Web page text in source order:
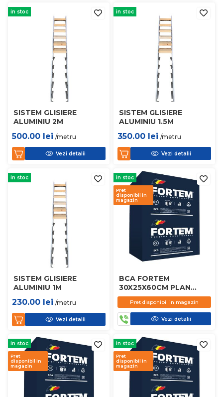
in stoc
SISTEM GLISIERE
ALUMINIU 2M
500.00 lei /metru
Vezi detalii
in stoc
SISTEM GLISIERE
ALUMINIU 1.5M
350.00 lei /metru
Vezi detalii
in stoc
SISTEM GLISIERE
ALUMINIU 1M
230.00 lei /metru
Vezi detalii
in stoc
Pret
disponibil in
magazin
BCA FORTEM
30X25X60CM PLAN
D450
Pret disponibil in magazin
Vezi detalii
in stoc
Pret
disponibil in
magazin
in stoc
Pret
disponibil in
magazin